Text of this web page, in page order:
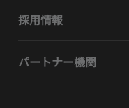
採用情報
パートナー機関